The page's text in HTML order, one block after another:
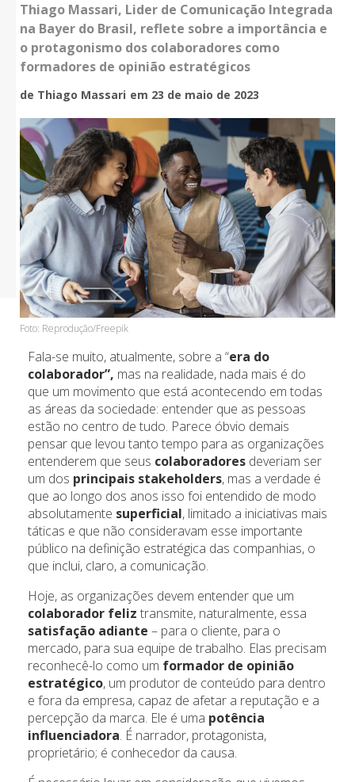
Thiago Massari, Lider de Comunicação Integrada
na Bayer do Brasil, reflete sobre a importância e
o protagonismo dos colaboradores como
formadores de opinião estratégicos
de Thiago Massari em 23 de maio de 2023
Foto: Reprodução/Freepik
Fala-se muito, atualmente, sobre a “era do
colaborador”, mas na realidade, nada mais é do
que um movimento que está acontecendo em todas
as áreas da sociedade: entender que as pessoas
estão no centro de tudo. Parece óbvio demais
pensar que levou tanto tempo para as organizações
entenderem que seus colaboradores deveriam ser
um dos principais stakeholders, mas a verdade é
que ao longo dos anos isso foi entendido de modo
absolutamente superficial, limitado a iniciativas mais
táticas e que não consideravam esse importante
público na definição estratégica das companhias, o
que inclui, claro, a comunicação.
Hoje, as organizações devem entender que um
colaborador feliz transmite, naturalmente, essa
satisfação adiante – para o cliente, para o
mercado, para sua equipe de trabalho. Elas precisam
reconhecê-lo como um formador de opinião
estratégico, um produtor de conteúdo para dentro
e fora da empresa, capaz de afetar a reputação e a
percepção da marca. Ele é uma potência
influenciadora. É narrador, protagonista,
proprietário; é conhecedor da causa.